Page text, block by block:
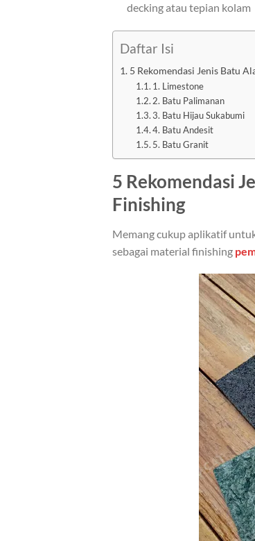
decking atau tepian kolam
Daftar Isi
5 Rekomendasi Jenis Batu
1. Limestone
2. Batu Palimanan
3. Batu Hijau Sukabumi
4. Batu Andesit
5. Batu Granit
5 Rekomendasi
Finishing
Memang cukup aplikatif
sebagai material finishing